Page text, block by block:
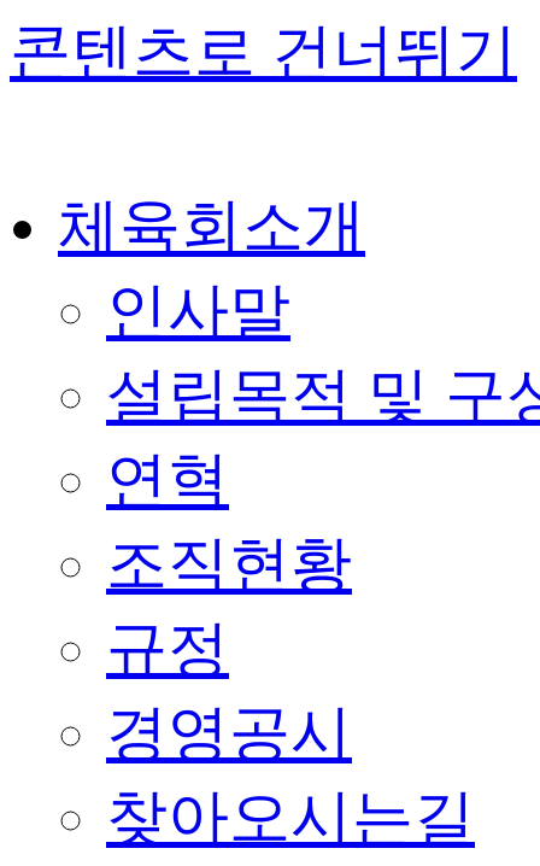
콘텐츠로 건너뛰기
체육회소개
인사말
설립목적 및 구
연혁
조직현황
규정
경영공시
찾아오시는길